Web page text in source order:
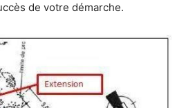
de votre démarche.